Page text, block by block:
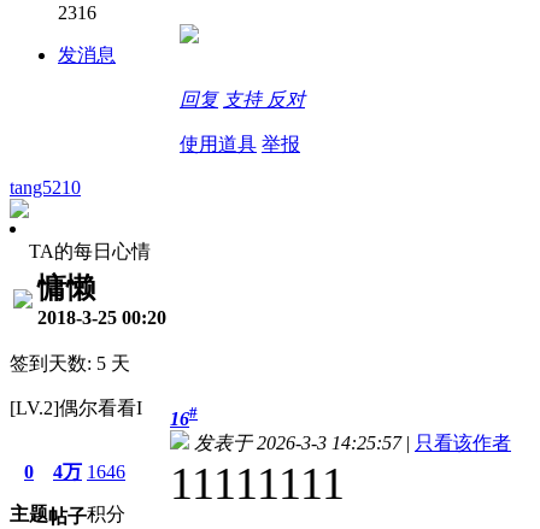
2316
发消息
回复 支持 反对
使用道具 举报
tang5210
TA的每日心情
慵懒
2018-3-25 00:20
签到天数: 5 天
[LV.2]偶尔看看I
0
主题
4万
帖子
1646
积分
16#
发表于 2026-3-3 14:25:57 | 只看该作者
11111111